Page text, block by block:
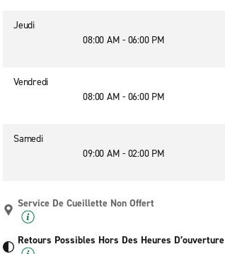
Jeudi
08:00 AM - 06:00 PM
Vendredi
08:00 AM - 06:00 PM
Samedi
09:00 AM - 02:00 PM
Service De Cueillette Non Offert
Retours Possibles Hors Des Heures D’ouverture